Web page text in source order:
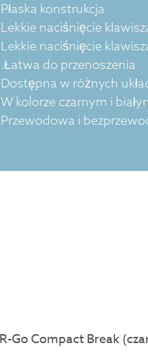
Płaska konstrukcja
Lekkie naciśnięcie
Lekkie naciśnięcie
.Łatwa do przenoszenia
Dostępna w różnych
W kolorze czarnym i
Przewodowa i